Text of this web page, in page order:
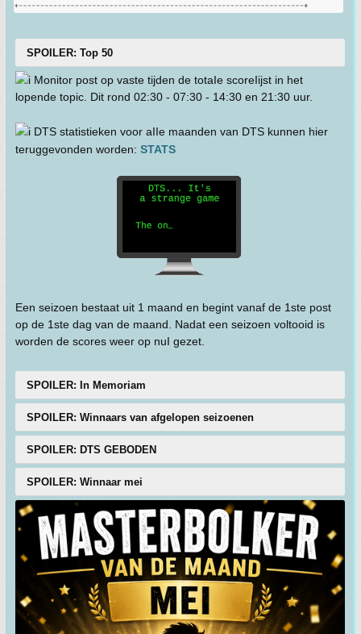
SPOILER: Top 50
Monitor post op vaste tijden de totaIe scoreIijst in het
lopende topic. Dit rond 02:30 - 07:30 - 14:30 en 21:30 uur.
DTS statistieken voor aIIe maanden van DTS kunnen hier
teruggevonden worden: STATS
Een seizoen bestaat uit 1 maand en begint vanaf de 1ste post
op de 1ste dag van de maand. Nadat een seizoen voltooid is
worden de scores weer op nuI gezet.
SPOILER: In Memoriam
SPOILER: Winnaars van afgelopen seizoenen
SPOILER: DTS GEBODEN
SPOILER: Winnaar mei